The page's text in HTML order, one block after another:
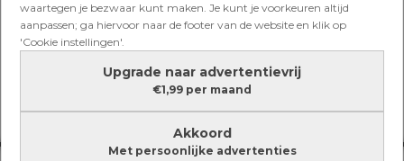
waartegen je bezwaar kunt maken. Je kunt je voorkeuren altijd
aanpassen; ga hiervoor naar de footer van de website en klik op
'Cookie instellingen'.
Upgrade naar advertentievrij
€1,99 per maand
Akkoord
Met persoonlijke advertenties